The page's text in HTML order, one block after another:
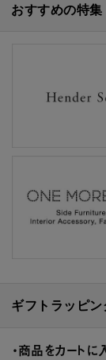
おすすめの特集
ギフトラッピン
・商品をカート